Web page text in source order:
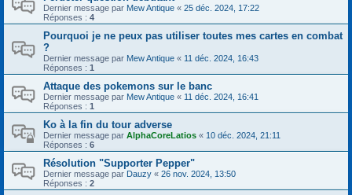
Dernier message par Mew Antique « 25 déc. 2024, 17:22
Réponses : 4
Pourquoi je ne peux pas utiliser toutes mes cartes en combat
?
Dernier message par Mew Antique « 11 déc. 2024, 16:43
Réponses : 1
Attaque des pokemons sur le banc
Dernier message par Mew Antique « 11 déc. 2024, 16:41
Réponses : 1
Ko à la fin du tour adverse
Dernier message par AlphaCoreLatios « 10 déc. 2024, 21:11
Réponses : 6
Résolution "Supporter Pepper"
Dernier message par Dauzy « 26 nov. 2024, 13:50
Réponses : 2